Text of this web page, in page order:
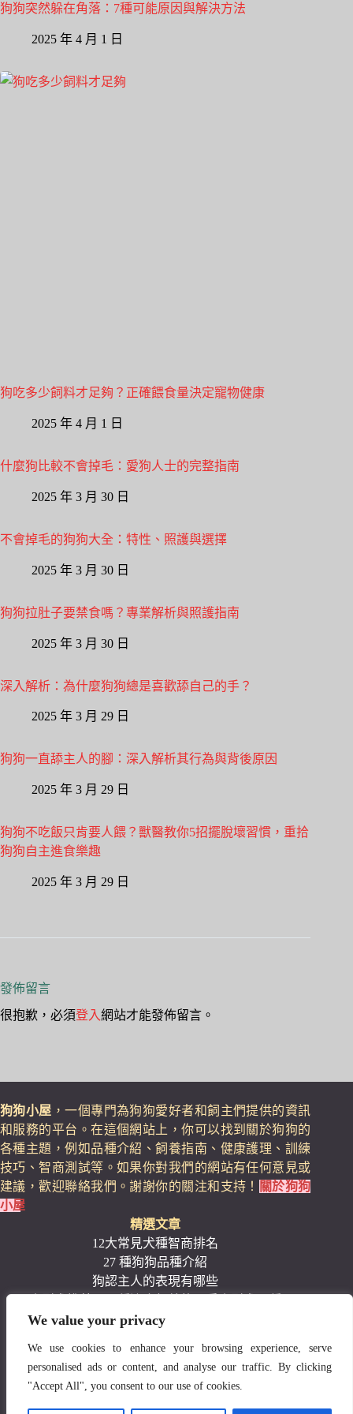
We value your privacy
We use cookies to enhance your browsing experience, serve
personalised ads or content, and analyse our traffic. By clicking
"Accept All", you consent to our use of cookies.
狗狗突然躲在角落：7種可能原因與解決方法
2025 年 4 月 1 日
狗吃多少飼料才足夠？正確餵食量決定寵物健康
2025 年 4 月 1 日
什麼狗比較不會掉毛：愛狗人士的完整指南
2025 年 3 月 30 日
不會掉毛的狗狗大全：特性、照護與選擇
2025 年 3 月 30 日
狗狗拉肚子要禁食嗎？專業解析與照護指南
2025 年 3 月 30 日
深入解析：為什麼狗狗總是喜歡舔自己的手？
2025 年 3 月 29 日
狗狗一直舔主人的腳：深入解析其行為與背後原因
2025 年 3 月 29 日
狗狗不吃飯只肯要人餵？獸醫教你5招擺脫壞習慣，重拾
狗狗自主進食樂趣
2025 年 3 月 29 日
發佈留言
很抱歉，必須登入網站才能發佈留言。
狗狗小屋 ，一個專門為狗狗愛好者和飼主們提供的資訊
和服務的平台。在這個網站上，你可以找到關於狗狗的
各種主題，例如品種介紹、飼養指南、健康護理、訓練
技巧、智商測試等。如果你對我們的網站有任何意見或
建議，歡迎聯絡我們。謝謝你的關注和支持！
關於狗狗
小屋
精選文章
12大常見犬種智商排名
27 種狗狗品種介紹
狗認主人的表現有哪些
11種適合家庭的安靜小型犬品種
寵物用品推薦
【2024最新】6款高人氣狗狗胸背帶推薦的特色比較
2024最新10款寵物尿布墊推薦，詳細比較與選購要點!